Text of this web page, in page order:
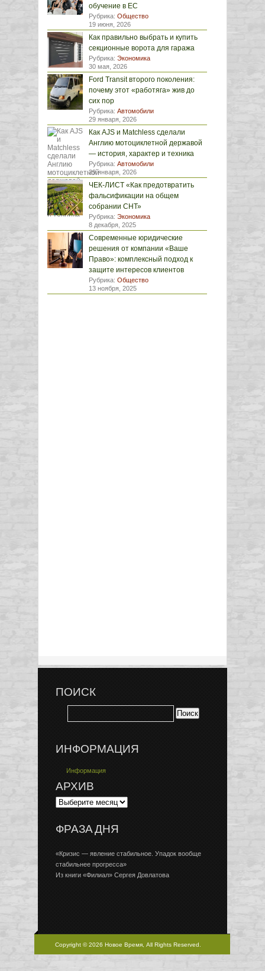
обучение в ЕС
Рубрика: Общество
19 июня, 2026
Как правильно выбрать и купить
секционные ворота для гаража
Рубрика: Экономика
30 мая, 2026
Ford Transit второго поколения:
почему этот «работяга» жив до
сих пор
Рубрика: Автомобили
29 января, 2026
Как AJS и Matchless сделали
Англию мотоциклетной державой
— история, характер и техника
Рубрика: Автомобили
29 января, 2026
ЧЕК-ЛИСТ «Как предотвратить
фальсификации на общем
собрании СНТ»
Рубрика: Экономика
8 декабря, 2025
Современные юридические
решения от компании «Ваше
Право»: комплексный подход к
защите интересов клиентов
Рубрика: Общество
13 ноября, 2025
ПОИСК
ИНФОРМАЦИЯ
Информация
АРХИВ
ФРАЗА ДНЯ
«Кризис — явление стабильное. Упадок вообще
стабильнее прогресса»
Из книги «Филиал» Сергея Довлатова
Copyright © 2026 Новое Время, All Rights Reserved.